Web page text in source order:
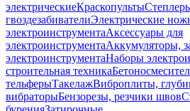
электрическиеКраскопульты
гвоздезабивателиЭлектрические
электроинструментаАксессуары для
электроинструментаАккумуляторы,
электроинструментаНаборы
строительная техника
тельферыТакелажВиброплиты,
вибраторыБензорезы, резчики швов